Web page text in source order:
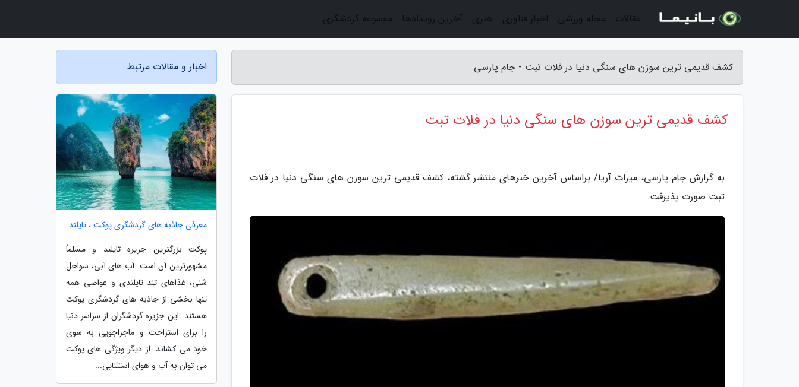
کشف قدیمی ترین سوزن های سنگی دنیا در فلات تبت - جام پارسی
کشف قدیمی ترین سوزن های سنگی دنیا در فلات تبت
به گزارش جام پارسی، میراث آریا/ براساس آخرین خبرهای منتشر گشته، کشف قدیمی ترین سوزن های سنگی دنیا در فلات
تبت صورت پذیرفت.
اخبار و مقالات مرتبط
معرفی جاذبه های گردشگری پوکت ، تایلند
پوکت بزرگترین جزیره تایلند و مسلماً
مشهورترین آن است. آب های آبی، سواحل
شنی، غذاهای تند تایلندی و غواصی همه
تنها بخشی از جاذبه های گردشگری پوکت
هستند. این جزیره گردشگران از سراسر دنیا
را برای استراحت و ماجراجویی به سوی
خود می کشاند. از دیگر ویژگی های پوکت
می توان به آب و هوای استثنایی...
مقالات مجله ورزشی اخبار فناوری هنری آخرین رویدادها مجموعه گردشگری